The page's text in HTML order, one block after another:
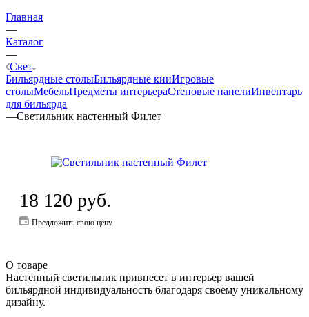
Главная
—
Каталог
—
Свет
Бильярдные столыБильярдные кииИгровые
столыМебельПредметы интерьераСтеновые панелиИнвентарь
для бильярда
—Светильник настенный Филет
18 120 руб.
Предложить свою цену
О товаре
Настенный светильник привнесет в интерьер вашей
бильярдной индивидуальность благодаря своему уникальному
дизайну.